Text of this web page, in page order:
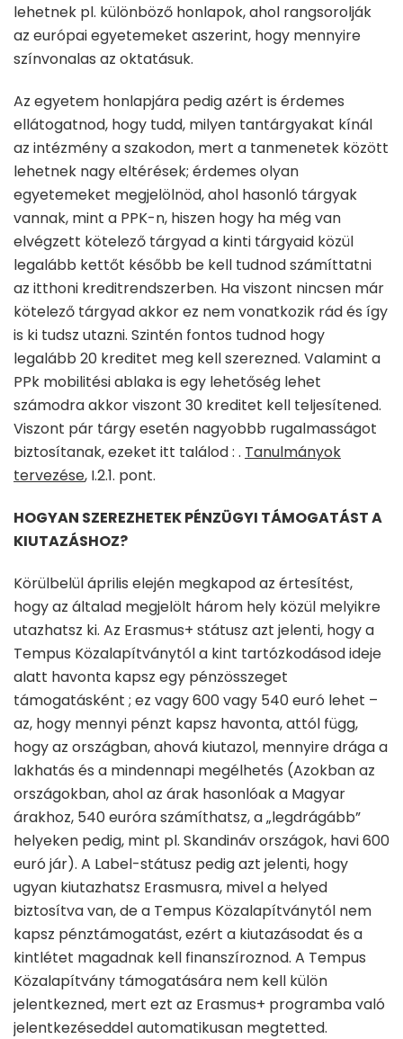
lehetnek pl. különböző honlapok, ahol rangsorolják
az európai egyetemeket aszerint, hogy mennyire
színvonalas az oktatásuk.
Az egyetem honlapjára pedig azért is érdemes
ellátogatnod, hogy tudd, milyen tantárgyakat kínál
az intézmény a szakodon, mert a tanmenetek között
lehetnek nagy eltérések; érdemes olyan
egyetemeket megjelölnöd, ahol hasonló tárgyak
vannak, mint a PPK-n, hiszen hogy ha még van
elvégzett kötelező tárgyad a kinti tárgyaid közül
legalább kettőt később be kell tudnod számíttatni
az itthoni kreditrendszerben. Ha viszont nincsen már
kötelező tárgyad akkor ez nem vonatkozik rád és így
is ki tudsz utazni. Szintén fontos tudnod hogy
legalább 20 kreditet meg kell szerezned. Valamint a
PPk mobilitési ablaka is egy lehetőség lehet
számodra akkor viszont 30 kreditet kell teljesítened.
Viszont pár tárgy esetén nagyobbb rugalmasságot
biztosítanak, ezeket itt találod : . Tanulmányok
tervezése, I.2.1. pont.
HOGYAN SZEREZHETEK PÉNZÜGYI TÁMOGATÁST A
KIUTAZÁSHOZ?
Körülbelül április elején megkapod az értesítést,
hogy az általad megjelölt három hely közül melyikre
utazhatsz ki. Az Erasmus+ státusz azt jelenti, hogy a
Tempus Közalapítványtól a kint tartózkodásod ideje
alatt havonta kapsz egy pénzösszeget
támogatásként ; ez vagy 600 vagy 540 euró lehet –
az, hogy mennyi pénzt kapsz havonta, attól függ,
hogy az országban, ahová kiutazol, mennyire drága a
lakhatás és a mindennapi megélhetés (Azokban az
országokban, ahol az árak hasonlóak a Magyar
árakhoz, 540 euróra számíthatsz, a „legdrágább”
helyeken pedig, mint pl. Skandináv országok, havi 600
euró jár). A Label-státusz pedig azt jelenti, hogy
ugyan kiutazhatsz Erasmusra, mivel a helyed
biztosítva van, de a Tempus Közalapítványtól nem
kapsz pénztámogatást, ezért a kiutazásodat és a
kintlétet magadnak kell finanszíroznod. A Tempus
Közalapítvány támogatására nem kell külön
jelentkezned, mert ezt az Erasmus+ programba való
jelentkezéseddel automatikusan megtetted.